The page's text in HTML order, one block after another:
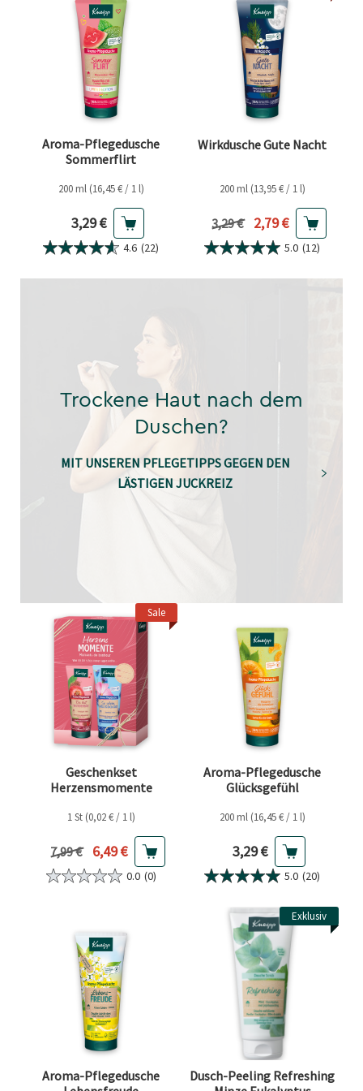
Aroma-Pflegedusche
Sommerflirt
200 ml (16,45 € / 1 l)
Aktueller Preis
3,29 €
4.6 (22)
Wirkdusche Gute Nacht
200 ml (13,95 € / 1 l)
Vorheriger Preis
3,29 € Aktueller Preis
2,79 €
5.0 (12)
Trockene Haut nach dem
Duschen?
MIT UNSEREN PFLEGETIPPS GEGEN DEN
LÄSTIGEN JUCKREIZ
Sale
Geschenkset
Herzensmomente
1 St (0,02 € / 1 l)
Vorheriger Preis
7,99 € Aktueller Preis
6,49 €
0.0 (0)
Aroma-Pflegedusche
Glücksgefühl
200 ml (16,45 € / 1 l)
Aktueller Preis
3,29 €
5.0 (20)
Aroma-Pflegedusche
Exklusiv
Dusch-Peeling Refreshing